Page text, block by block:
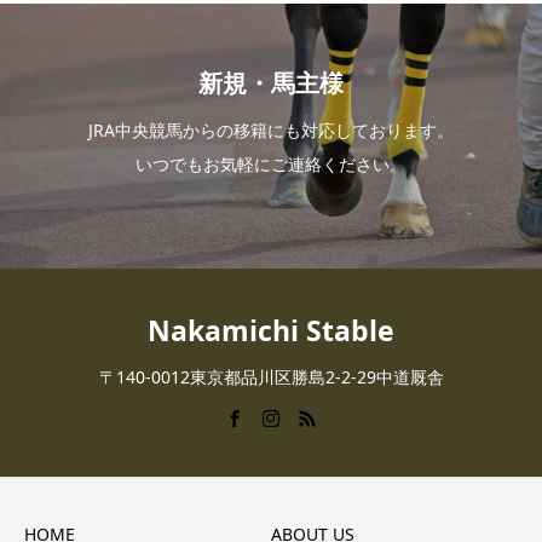
新規・馬主様
JRA中央競馬からの移籍にも対応しております。
いつでもお気軽にご連絡ください。
Nakamichi Stable
〒140-0012東京都品川区勝島2-2-29中道厩舎
HOME ABOUT US